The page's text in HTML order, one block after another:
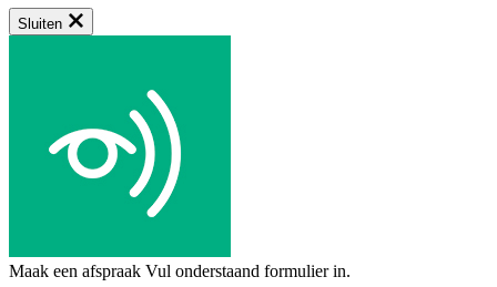
Sluiten
Maak een afspraak Vul onderstaand formulier in.